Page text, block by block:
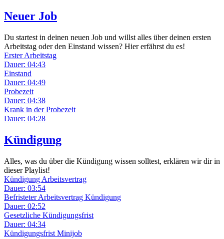
Neuer Job
Du startest in deinen neuen Job und willst alles über deinen ersten
Arbeitstag oder den Einstand wissen? Hier erfährst du es!
Erster Arbeitstag
Dauer: 04:43
Einstand
Dauer: 04:49
Probezeit
Dauer: 04:38
Krank in der Probezeit
Dauer: 04:28
Kündigung
Alles, was du über die Kündigung wissen solltest, erklären wir dir in
dieser Playlist!
Kündigung Arbeitsvertrag
Dauer: 03:54
Befristeter Arbeitsvertrag Kündigung
Dauer: 02:52
Gesetzliche Kündigungsfrist
Dauer: 04:34
Kündigungsfrist Minijob